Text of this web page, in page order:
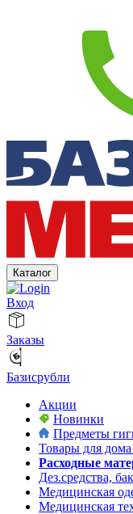
Каталог
Вход
Заказы
Базисрубли
Акции
Новинки
Предметы
Товары для
Расходные
Дез.средства,
Медицинская
Медицинская